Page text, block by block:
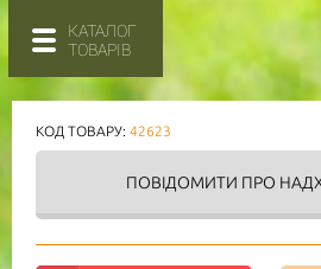
КАТАЛОГ
ТОВАРІВ
КОД ТОВАРУ: 42623
ПОВІДОМИТИ ПРО